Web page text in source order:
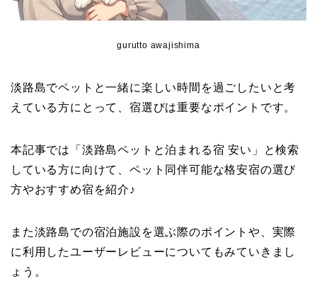
gurutto awajishima
淡路島でペットと一緒に楽しい時間を過ごしたいと考
えている方にとって、宿選びは重要なポイントです。
本記事では「淡路島ペットと泊まれる宿 安い」と検索
している方に向けて、ペット同伴可能な格安宿の選び
方やおすすめ宿を紹介♪
また淡路島での宿泊施設を選ぶ際のポイントや、実際
に利用したユーザーレビューについてもみていきまし
ょう。